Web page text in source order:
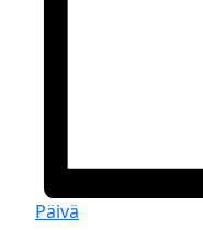
Päivä